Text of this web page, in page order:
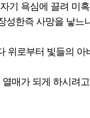
기 욕심에 끌려 미
성한즉 사망을 낳느
위로부터 빛들의 아
열매가 되게 하시려